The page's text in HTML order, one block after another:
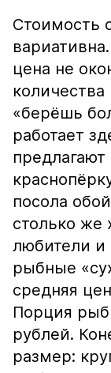
Стоимость
цена не
«берёшь
работает
посола
столько же
любители и
рыбные
средняя
Порция
рублей.
размер: